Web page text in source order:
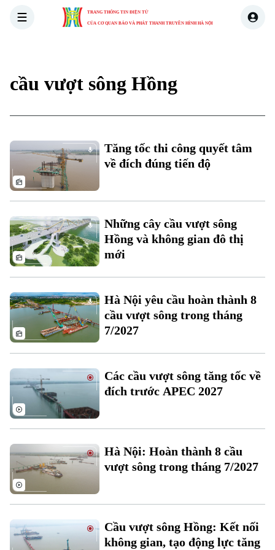
TRANG THÔNG TIN ĐIỆN TỬ
CỦA CƠ QUAN BÁO VÀ PHÁT THANH TRUYỀN HÌNH HÀ NỘI
Xu hướng
Chuyên mục
cầu vượt sông Hồng
Tăng tốc thi công quyết tâm
về đích đúng tiến độ
Những cây cầu vượt sông
Hồng và không gian đô thị
mới
Hà Nội yêu cầu hoàn thành 8
cầu vượt sông trong tháng
7/2027
Các cầu vượt sông tăng tốc về
đích trước APEC 2027
Hà Nội: Hoàn thành 8 cầu
vượt sông trong tháng 7/2027
Cầu vượt sông Hồng: Kết nối
không gian, tạo động lực tăng